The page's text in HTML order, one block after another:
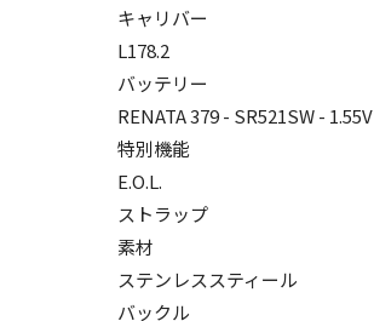
キャリバー
L178.2
バッテリー
RENATA 379 - SR521SW - 1.55V
特別機能
E.O.L.
ストラップ
素材
ステンレススティール
バックル